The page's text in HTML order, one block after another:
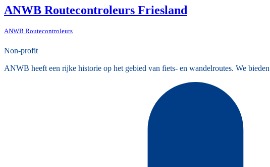
ANWB Routecontroleurs Friesland
ANWB Routecontroleurs
Non-profit
ANWB heeft een rijke historie op het gebied van fiets- en wandelroutes. We